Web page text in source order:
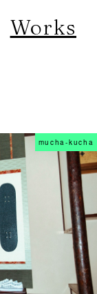
Works
mucha-kucha